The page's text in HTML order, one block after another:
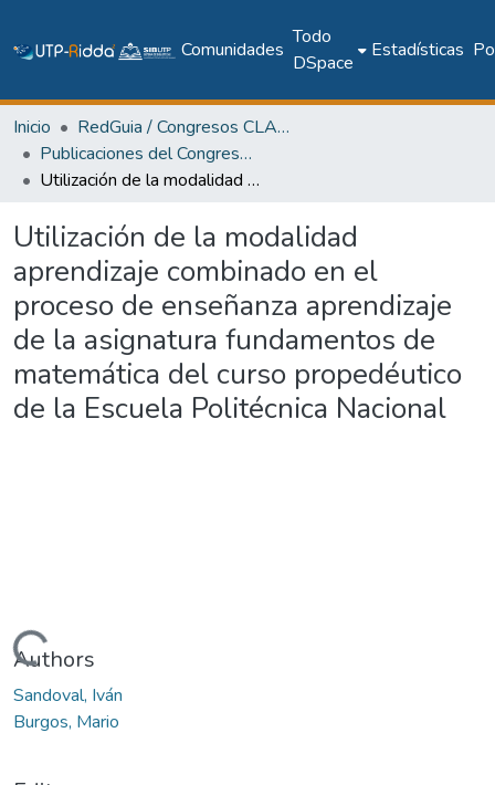
Comunidades
Todo
DSpace
Estadísticas
Inicio
RedGuia / Congresos CLABES
Publicaciones del Congreso Internacional CLABES
Utilización de la modalidad aprendizaje combinado en el proceso de enseñanza aprendizaje de la asignatura fundamentos de matemática del curso propedéutico de la Escuela Politécnica Nacional
Utilización de la modalidad
aprendizaje combinado en el
proceso de enseñanza aprendizaje
de la asignatura fundamentos de
matemática del curso propedéutico
de la Escuela Politécnica Nacional
Cargando...
Authors
Sandoval, Iván
Burgos, Mario